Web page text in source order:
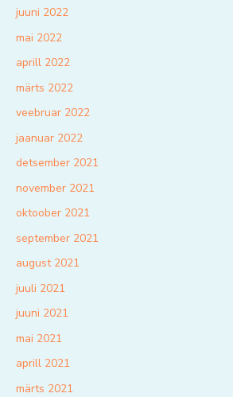
juuni 2022
mai 2022
aprill 2022
märts 2022
veebruar 2022
jaanuar 2022
detsember 2021
november 2021
oktoober 2021
september 2021
august 2021
juuli 2021
juuni 2021
mai 2021
aprill 2021
märts 2021